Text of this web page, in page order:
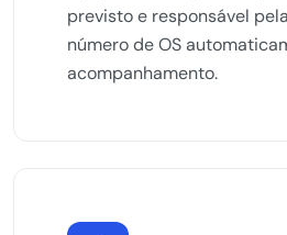
previsto e responsável
número de OS
acompanhamento.